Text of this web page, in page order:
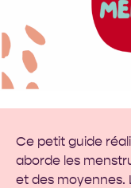
Ce petit guide
aborde les
et des moyennes.